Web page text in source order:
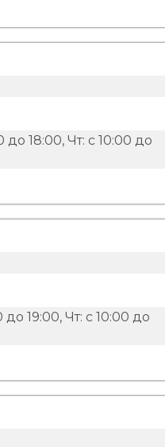
до 18:00, Чт: с 10:00 до
до 19:00, Чт: с 10:00 до